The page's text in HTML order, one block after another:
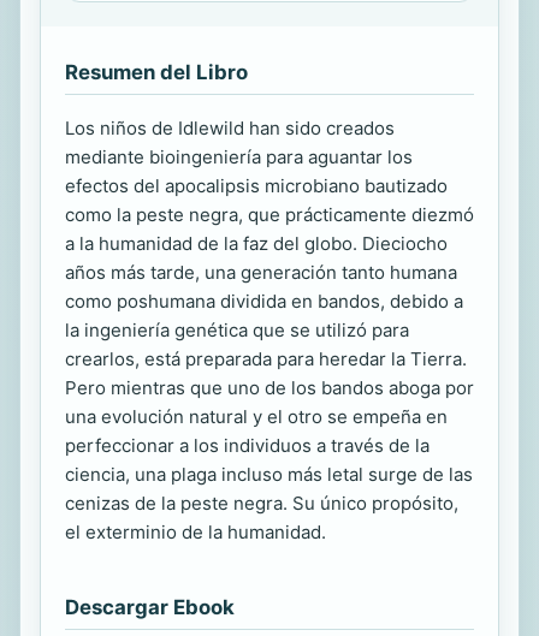
Resumen del Libro
Los niños de Idlewild han sido creados
mediante bioingeniería para aguantar los
efectos del apocalipsis microbiano bautizado
como la peste negra, que prácticamente diezmó
a la humanidad de la faz del globo. Dieciocho
años más tarde, una generación tanto humana
como poshumana dividida en bandos, debido a
la ingeniería genética que se utilizó para
crearlos, está preparada para heredar la Tierra.
Pero mientras que uno de los bandos aboga por
una evolución natural y el otro se empeña en
perfeccionar a los individuos a través de la
ciencia, una plaga incluso más letal surge de las
cenizas de la peste negra. Su único propósito,
el exterminio de la humanidad.
Descargar Ebook